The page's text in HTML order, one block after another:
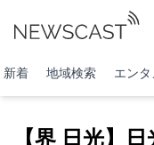
新着 地域検索 エンタ
【界 日光】